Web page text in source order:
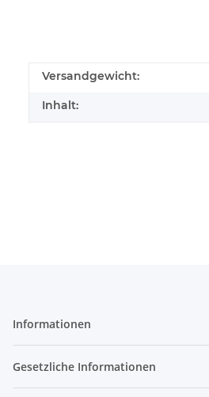
Versandgewicht:
Inhalt:
Informationen
Gesetzliche Informationen